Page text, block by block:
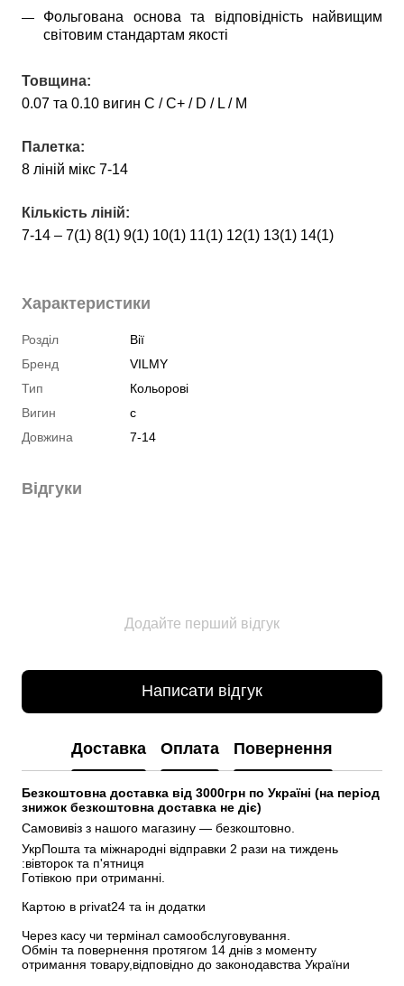
Фольгована основа та відповідність найвищим
світовим стандартам якості
Товщина:
0.07 та 0.10 вигин С / С+ / D / L / M
Палетка:
8 ліній мікс 7-14
Кількість ліній:
7-14 – 7(1) 8(1) 9(1) 10(1) 11(1) 12(1) 13(1) 14(1)
Характеристики
Розділ
Вії
Бренд
VILMY
Тип
Кольорові
Вигин
c
Довжина
7-14
Відгуки
Додайте перший відгук
Написати відгук
Доставка Оплата Повернення
Безкоштовна доставка від 3000грн по Україні (на період
знижок безкоштовна доставка не діє)
Самовивіз з нашого магазину — безкоштовно.
УкрПошта та міжнародні відправки 2 рази на тиждень
:вівторок та п'ятниця
Готівкою при отриманні.
Картою в privat24 та ін додатки
Через касу чи термінал самообслуговування.
Обмін та повернення протягом 14 днів з моменту
отримання товару,відповідно до законодавства України